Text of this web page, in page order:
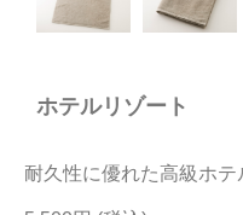
当サイトについて
ホテルリゾート
耐久性に優れた高級ホ